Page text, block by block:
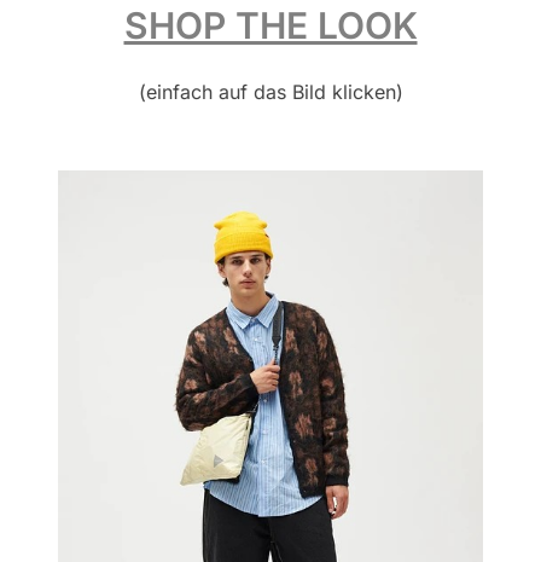
SHOP THE LOOK
(einfach auf das Bild klicken)